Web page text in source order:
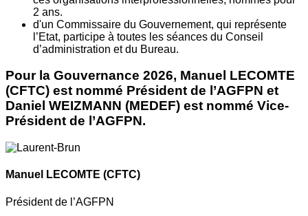
2 ans.
d'un Commissaire du Gouvernement, qui représente
l’Etat, participe à toutes les séances du Conseil
d’administration et du Bureau.
Pour la Gouvernance 2026, Manuel LECOMTE
(CFTC) est nommé Président de l’AGFPN et
Daniel WEIZMANN (MEDEF) est nommé Vice-
Président de l’AGFPN.
Manuel LECOMTE (CFTC)
Président de l’AGFPN